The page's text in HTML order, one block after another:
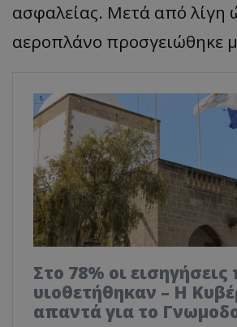
ασφαλείας. Μετά από λίγη
αεροπλάνο προσγειώθηκε
Στο 78% οι εισηγήσεις
υιοθετήθηκαν – Η
απαντά για το